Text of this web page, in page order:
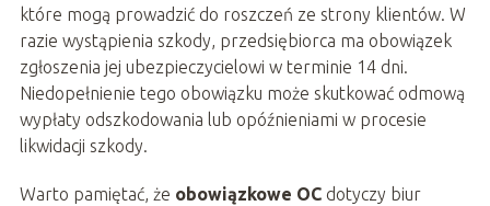
które mogą prowadzić do roszczeń ze strony klientów. W
razie wystąpienia szkody, przedsiębiorca ma obowiązek
zgłoszenia jej ubezpieczycielowi w terminie 14 dni.
Niedopełnienie tego obowiązku może skutkować odmową
wypłaty odszkodowania lub opóźnieniami w procesie
likwidacji szkody.
Warto pamiętać, że obowiązkowe OCdotyczy biur